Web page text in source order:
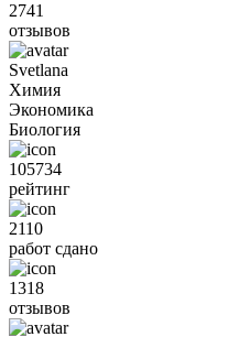
2741
отзывов
Svetlana
Химия
Экономика
Биология
105734
рейтинг
2110
работ сдано
1318
отзывов